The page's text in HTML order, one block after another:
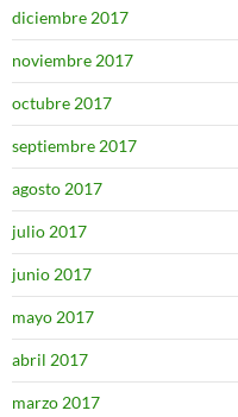
diciembre 2017
noviembre 2017
octubre 2017
septiembre 2017
agosto 2017
julio 2017
junio 2017
mayo 2017
abril 2017
marzo 2017